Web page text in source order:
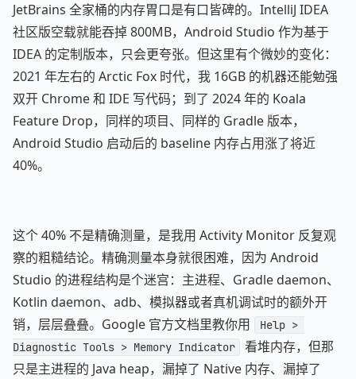
JetBrains 全家桶的内存胃口是有口皆碑的。IntelliJ IDEA
社区版空载就能吞掉 800MB，Android Studio 作为基于
IDEA 的定制版本，只会更夸张。但这里有个微妙的变化：
2021 年左右的 Arctic Fox 时代，我 16GB 的机器还能勉强
双开 Chrome 和 IDE 写代码；到了 2024 年的 Koala
Feature Drop，同样的项目、同样的 Gradle 版本，
Android Studio 启动后的 baseline 内存占用涨了将近
40%。
这个 40% 不是精确测量，是我用 Activity Monitor 反复观
察的粗糙结论。精确测量本身就很困难，因为 Android
Studio 的进程结构是个迷宫：主进程、Gradle daemon、
Kotlin daemon、adb、模拟器或者真机调试时的额外开
销，层层叠叠。Google 官方文档里教你用
Help >
Diagnostic Tools > Memory Indicator
看堆内存，但那
只是主进程的 Java heap，漏掉了 Native 内存、漏掉了